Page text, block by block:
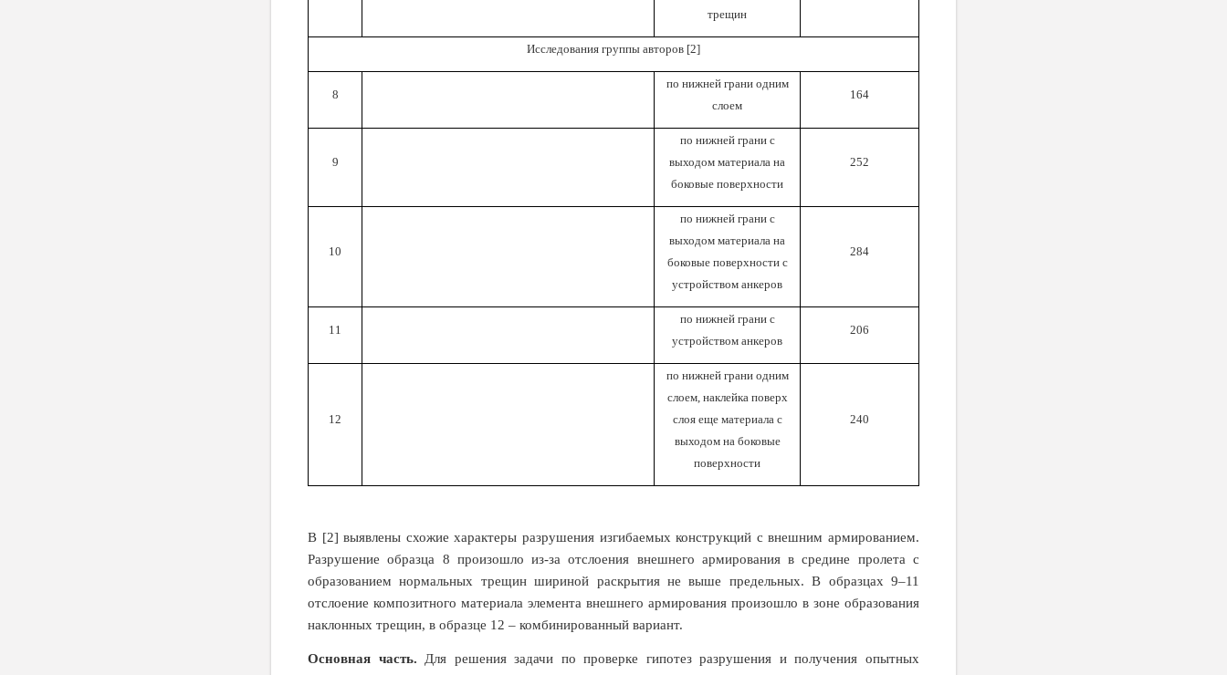
трещин
Исследования группы авторов [2]
8
по нижней грани одним
слоем
164
9
по нижней грани с
выходом материала на
боковые поверхности
252
10
по нижней грани с
выходом материала на
боковые поверхности с
устройством анкеров
284
11
по нижней грани с
устройством анкеров
206
12
по нижней грани одним
слоем, наклейка поверх
слоя еще материала с
выходом на боковые
поверхности
240
В [2] выявлены схожие характеры разрушения изгибаемых конструкций с внешним армированием.
Разрушение образца 8 произошло из-за отслоения внешнего армирования в средине пролета с
образованием нормальных трещин шириной раскрытия не выше предельных. В образцах 9–11
отслоение композитного материала элемента внешнего армирования произошло в зоне образования
наклонных трещин, в образце 12 – комбинированный вариант.
Основная часть. Для решения задачи по проверке гипотез разрушения и получения опытных